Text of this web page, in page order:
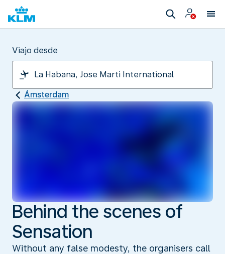
Viajo desde
Ámsterdam
Behind the scenes of
Sensation
Without any false modesty, the organisers call